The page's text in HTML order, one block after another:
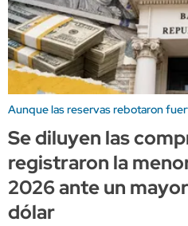
Aunque las reservas rebotaron
Se diluyen las
registraron la
2026 ante un
dólar